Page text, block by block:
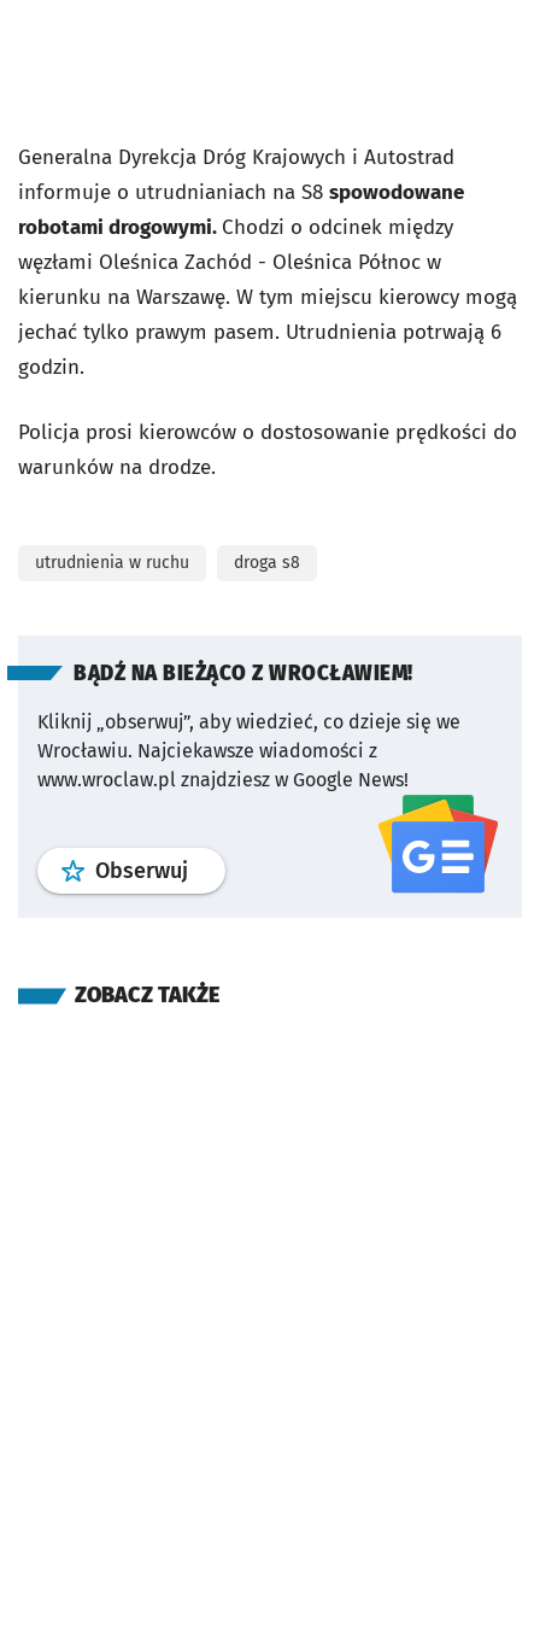
Generalna Dyrekcja Dróg Krajowych i Autostrad
informuje o utrudnianiach na S8 spowodowane
robotami drogowymi. Chodzi o odcinek między
węzłami Oleśnica Zachód - Oleśnica Północ w
kierunku na Warszawę. W tym miejscu kierowcy mogą
jechać tylko prawym pasem. Utrudnienia potrwają 6
godzin.
Policja prosi kierowców o dostosowanie prędkości do
warunków na drodze.
utrudnienia w ruchu droga s8
BĄDŹ NA BIEŻĄCO Z WROCŁAWIEM!
Kliknij „obserwuj”, aby wiedzieć, co dzieje się we
Wrocławiu. Najciekawsze wiadomości z
www.wroclaw.pl znajdziesz w Google News!
Obserwuj profil serwisu
ZOBACZ TAKŻE